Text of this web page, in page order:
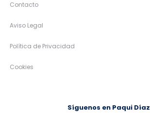
Contacto
Aviso Legal
Política de Privacidad
Cookies
Síguenos en Paqui Díaz